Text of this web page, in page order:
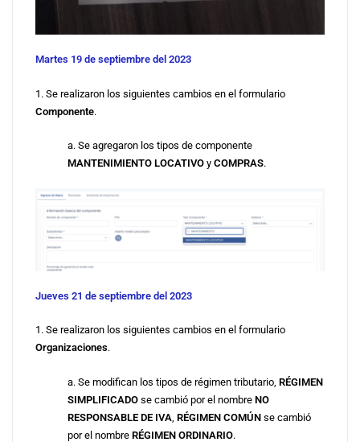
Martes 19 de septiembre del 2023
1. Se realizaron los siguientes cambios en el formulario
Componente.
a. Se agregaron los tipos de componente
MANTENIMIENTO LOCATIVOy COMPRAS.
Jueves 21 de septiembre del 2023
1. Se realizaron los siguientes cambios en el formulario
Organizaciones.
a. Se modifican los tipos de régimen tributario, RÉGIMEN
SIMPLIFICADOse cambió por el nombre NO
RESPONSABLE DE IVA RÉGIMEN COMÚNse cambió
por el nombre RÉGIMEN ORDINARIO.